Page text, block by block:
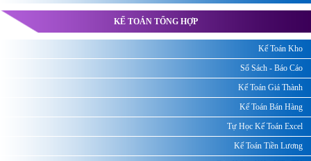
KẾ TOÁN TỔNG HỢP
Kế Toán Kho
Sổ Sách - Báo Cáo
Kế Toán Giá Thành
Kế Toán Bán Hàng
Tự Học Kế Toán Excel
Kế Toán Tiền Lương